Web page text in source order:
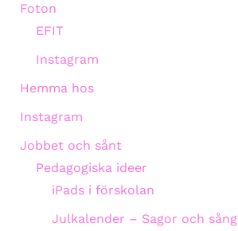
Foton
EFIT
Instagram
Hemma hos
Instagram
Jobbet och sånt
Pedagogiska ideer
iPads i förskolan
Julkalender – Sagor och sång